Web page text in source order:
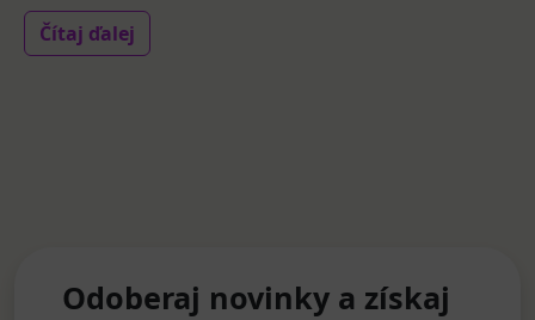
Čítaj ďalej
Odoberaj novinky a získaj